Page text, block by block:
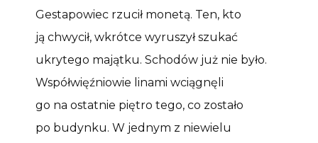
Gestapowiec rzucił monetą. Ten, kto
ją chwycił, wkrótce wyruszył szukać
ukrytego majątku. Schodów już nie było.
Współwięźniowie linami wciągnęli
go na ostatnie piętro tego, co zostało
po budynku. W jednym z niewielu